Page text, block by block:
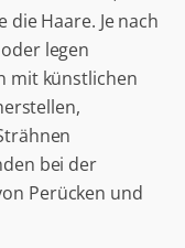
Haare. Je nach
legen
mit künstlichen
bei der
Perücken und